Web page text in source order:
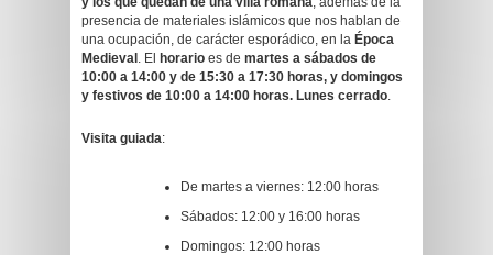
presencia de materiales islámicos que nos hablan de
una ocupación, de carácter esporádico, en la Época
Medieval . El horario es de martes a sábados de
10:00 a 14:00 y de 15:30 a 17:30 horas, y domingos
y festivos de 10:00 a 14:00 horas. Lunes cerrado.
Visita guiada:
De martes a viernes: 12:00 horas
Sábados: 12:00 y 16:00 horas
Domingos: 12:00 horas